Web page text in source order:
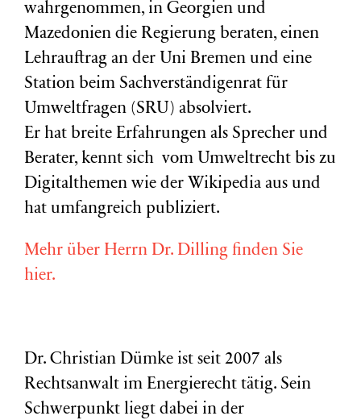
wahrgenommen, in Georgien und
Mazedonien die Regierung beraten, einen
Lehrauftrag an der Uni Bremen und eine
Station beim Sachverständigenrat für
Umweltfragen (SRU) absolviert.
Er hat breite Erfahrungen als Sprecher und
Berater, kennt sich vom Umweltrecht bis zu
Digitalthemen wie der Wikipedia aus und
hat umfangreich publiziert.
Mehr über Herrn Dr. Dilling finden Sie
hier.
Dr. Christian Dümke ist seit 2007 als
Rechtsanwalt im Energierecht tätig. Sein
Schwerpunkt liegt dabei in der